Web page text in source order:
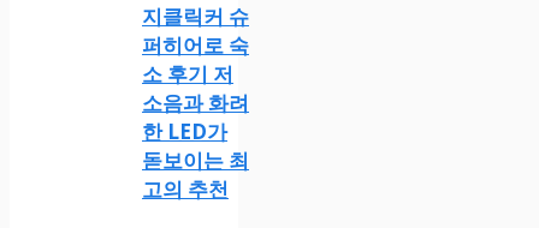
지클릭커 슈
퍼히어로 숙
소 후기 저
소음과 화려
한 LED가
돋보이는 최
고의 추천